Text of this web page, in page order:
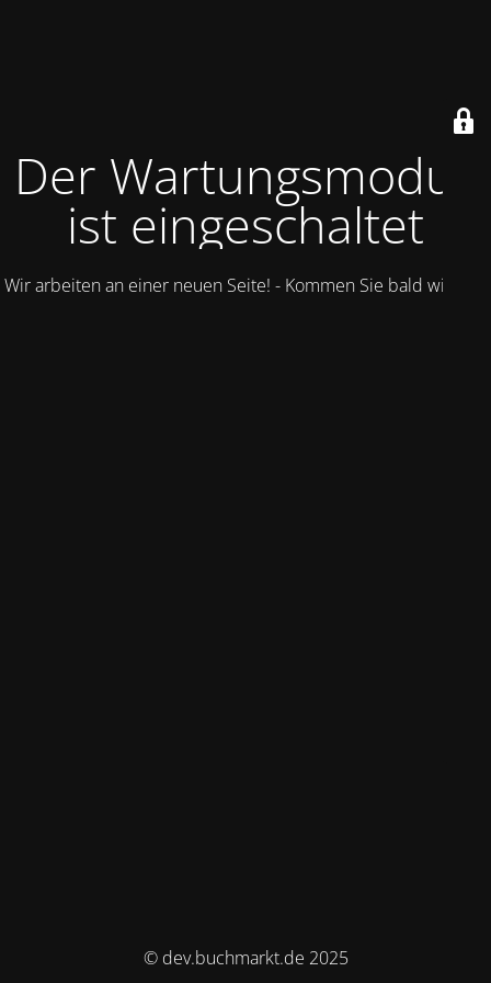
Der Wartungsmodus
ist eingeschaltet
Wir arbeiten an einer neuen Seite! - Kommen Sie bald wieder.
© dev.buchmarkt.de 2025